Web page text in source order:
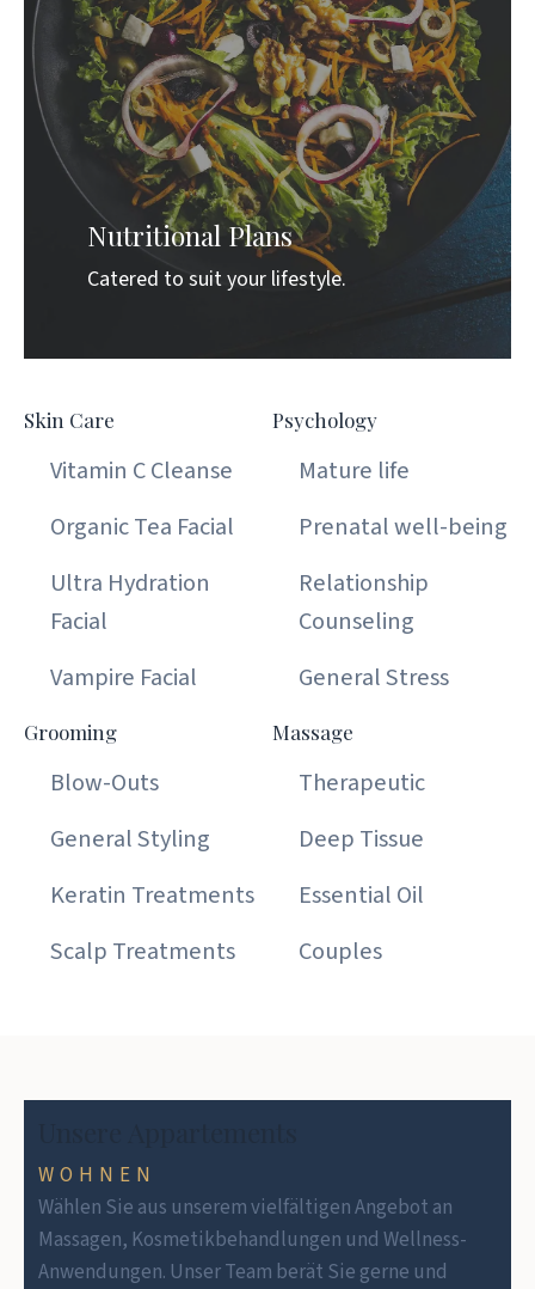
Nutritional Plans
Catered to suit your lifestyle.
Skin Care
Vitamin C Cleanse
Organic Tea Facial
Ultra Hydration
Facial
Vampire Facial
Psychology
Mature life
Prenatal well-being
Relationship
Counseling
General Stress
Grooming
Blow-Outs
General Styling
Keratin Treatments
Scalp Treatments
Massage
Therapeutic
Deep Tissue
Essential Oil
Couples
WOHNEN
Wählen Sie aus unserem vielfältigen Angebot an
Massagen, Kosmetikbehandlungen und Wellness-
Anwendungen. Unser Team berät Sie gerne und